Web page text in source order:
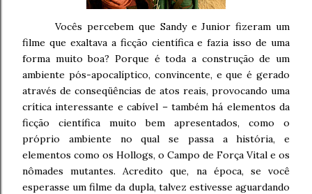
Vocês percebem que Sandy e Junior fizeram um
filme que exaltava a ficção científica e fazia isso de uma
forma muito boa? Porque é toda a construção de um
ambiente pós-apocalíptico, convincente, e que é gerado
através de conseqüências de atos reais, provocando uma
crítica interessante e cabível – também há elementos da
ficção científica muito bem apresentados, como o
próprio ambiente no qual se passa a história, e
elementos como os Hollogs, o Campo de Força Vital e os
nômades mutantes. Acredito que, na época, se você
esperasse um filme da dupla, talvez estivesse aguardando